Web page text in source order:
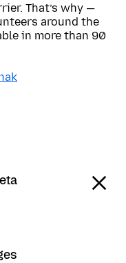
That’s why —
around the
in more than 90